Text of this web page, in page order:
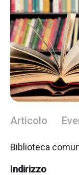
Articolo
Biblioteca
Indirizzo